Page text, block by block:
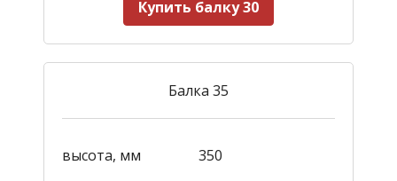
Купить балку 30
Балка 35
высота, мм
350